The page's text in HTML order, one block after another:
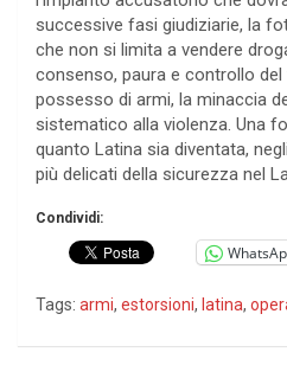
successive fasi giudiziarie, la
che non si limita a vendere
consenso, paura e controllo
possesso di armi, la minaccia
sistematico alla violenza. Una
quanto Latina sia diventata,
più delicati della sicurezza nel
Condividi:
Tags: armi, estorsioni, latina,